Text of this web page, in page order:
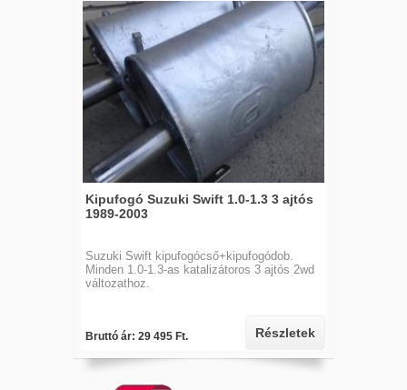
Kipufogó Suzuki Swift 1.0-1.3 3 ajtós
1989-2003
Suzuki Swift kipufogócső+kipufogódob.
Minden 1.0-1.3-as katalizátoros 3 ajtós 2wd
változathoz.
Bruttó ár: 29 495 Ft. Részletek